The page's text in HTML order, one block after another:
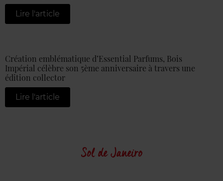
Lire l'article
Création emblématique d’Essential Parfums, Bois
Impérial célèbre son 5ème anniversaire à travers une
édition collector
Lire l'article
Sol de Janeiro